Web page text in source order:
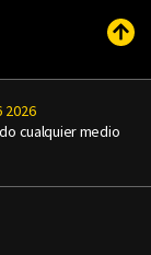
2026
cualquier medio